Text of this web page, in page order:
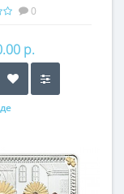
гр -
0
р.